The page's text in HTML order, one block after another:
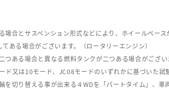
合とサスペンション形式などにより、ホイールベース
ある場合がございます。（ロータリーエンジン）
ある場合と異なる燃料タンクが二つある場合がござい
ド又は10モード、JC08モードのいずれかに基づいた試
を切り替える事が出来る４WDを「パートタイム」、